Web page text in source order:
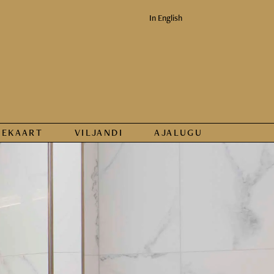
In English
VILJANDI AJALUGU